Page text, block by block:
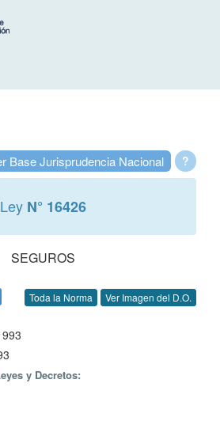
?
Base Jurisprudencia Nacional
Ley N° 16426
SEGUROS
Toda la Norma Ver Imagen del D.O.
y Decretos: